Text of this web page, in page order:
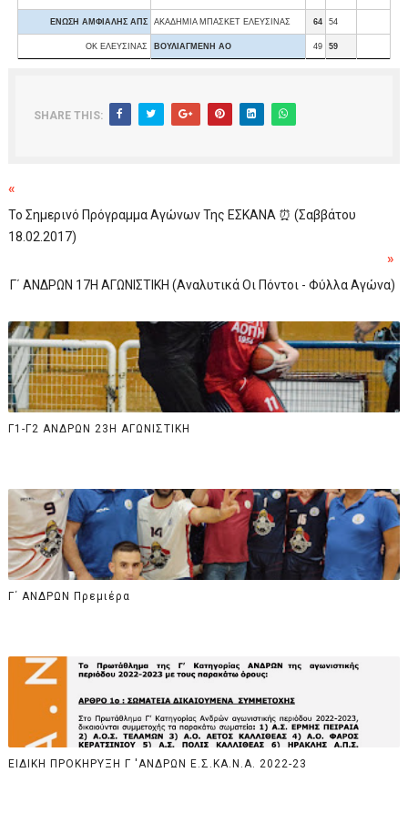
ΕΝΩΣΗ ΑΜΦΙΑΛΗΣ ΑΠΣ ΑΚΑΔΗΜΙΑ ΜΠΑΣΚΕΤ ΕΛΕΥΣΙΝΑΣ 64 54
ΟΚ ΕΛΕΥΣΙΝΑΣ ΒΟΥΛΙΑΓΜΕΝΗ ΑΟ 49 59
SHARE THIS:
«
Το Σημερινό Πρόγραμμα Αγώνων Της ΕΣΚΑΝΑ ⏰ (Σαββάτου
18.02.2017)
»
Γ΄ ΑΝΔΡΩΝ 17Η ΑΓΩΝΙΣΤΙΚΗ (Αναλυτικά Οι Πόντοι - Φύλλα Αγώνα)
Γ1-Γ2 ΑΝΔΡΩΝ 23Η ΑΓΩΝΙΣΤΙΚΗ
Γ΄ ΑΝΔΡΩΝ Πρεμιέρα
ΕΙΔΙΚΗ ΠΡΟΚΗΡΥΞΗ Γ 'ΑΝΔΡΩΝ Ε.Σ.ΚΑ.Ν.Α. 2022-23